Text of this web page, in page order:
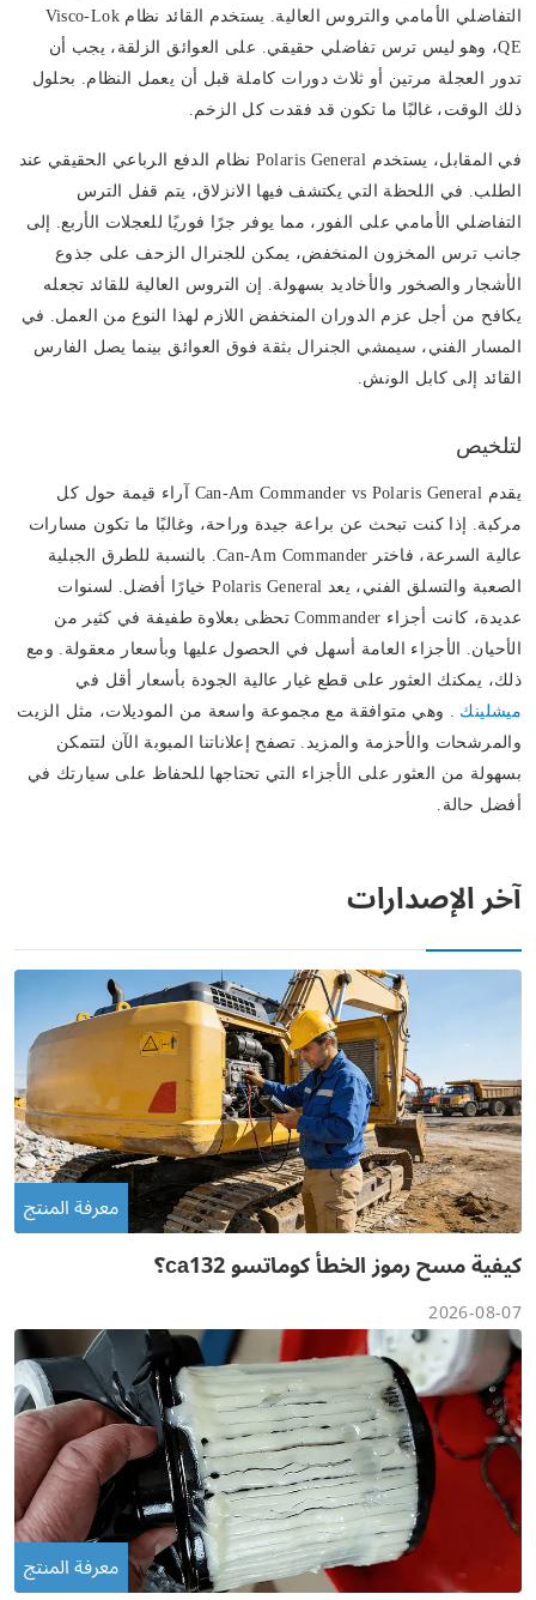
التفاضلي الأمامي والتروس العالية. يستخدم القائد نظام Visco-Lok
QE، وهو ليس ترس تفاضلي حقيقي. على العوائق الزلقة، يجب أن
تدور العجلة مرتين أو ثلاث دورات كاملة قبل أن يعمل النظام. بحلول
ذلك الوقت، غالبًا ما تكون قد فقدت كل الزخم.
في المقابل، يستخدم Polaris General نظام الدفع الرباعي الحقيقي عند
الطلب. في اللحظة التي يكتشف فيها الانزلاق، يتم قفل الترس
التفاضلي الأمامي على الفور، مما يوفر جرًا فوريًا للعجلات الأربع. إلى
جانب ترس المخزون المنخفض، يمكن للجنرال الزحف على جذوع
الأشجار والصخور والأخاديد بسهولة. إن التروس العالية للقائد تجعله
يكافح من أجل عزم الدوران المنخفض اللازم لهذا النوع من العمل. في
المسار الفني، سيمشي الجنرال بثقة فوق العوائق بينما يصل الفارس
القائد إلى كابل الونش.
لتلخيص
يقدم Can-Am Commander vs Polaris General آراء قيمة حول كل
مركبة. إذا كنت تبحث عن براعة جيدة وراحة، وغالبًا ما تكون مسارات
عالية السرعة، فاختر Can-Am Commander. بالنسبة للطرق الجبلية
الصعبة والتسلق الفني، يعد Polaris General خيارًا أفضل. لسنوات
عديدة، كانت أجزاء Commander تحظى بعلاوة طفيفة في كثير من
الأحيان. الأجزاء العامة أسهل في الحصول عليها وبأسعار معقولة. ومع
ذلك، يمكنك العثور على قطع غيار عالية الجودة بأسعار أقل في
ميشلينك
. وهي متوافقة مع مجموعة واسعة من الموديلات، مثل الزيت
والمرشحات والأحزمة والمزيد. تصفح إعلاناتنا المبوبة الآن لتتمكن
بسهولة من العثور على الأجزاء التي تحتاجها للحفاظ على سيارتك في
أفضل حالة.
آخر الإصدارات
معرفة المنتج
كيفية مسح رموز الخطأ كوماتسو ca132؟
2026-08-07
معرفة المنتج